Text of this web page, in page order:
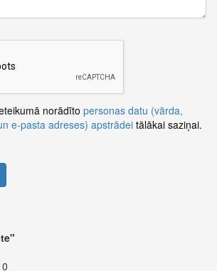
norādīto personas datu (vārda,
e-pasta adreses) apstrādei tālākai saziņai.